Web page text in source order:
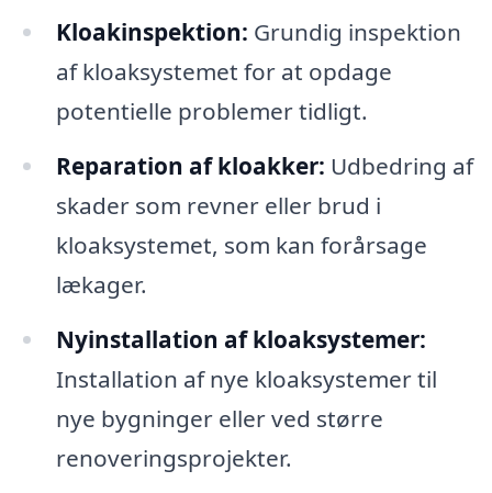
Kloakinspektion: Grundig inspektion
af kloaksystemet for at opdage
potentielle problemer tidligt.
Reparation af kloakker: Udbedring af
skader som revner eller brud i
kloaksystemet, som kan forårsage
lækager.
Nyinstallation af kloaksystemer:
Installation af nye kloaksystemer til
nye bygninger eller ved større
renoveringsprojekter.